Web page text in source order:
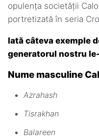
opulența societății
portretizată în seria
Iată câteva exemple
generatorul nostru
Nume masculine
Azrahash
Tisrakhan
Balareen